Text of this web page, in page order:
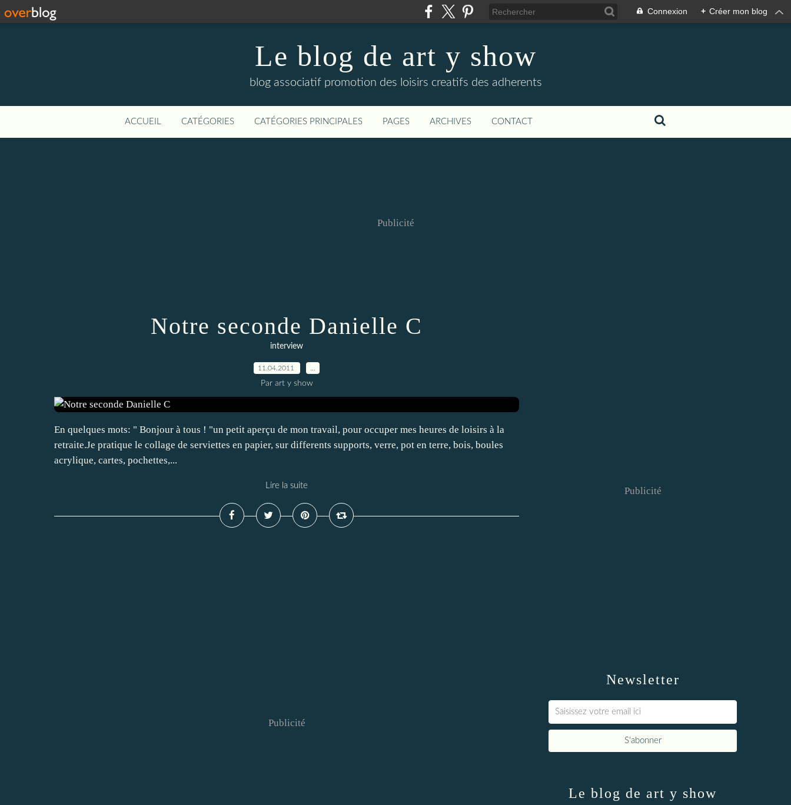
Connexion + Créer mon blog
Le blog de art y show
blog associatif promotion des loisirs creatifs des adherents
ACCUEIL CATÉGORIES CATÉGORIES PRINCIPALES PAGES ARCHIVES CONTACT
Publicité
Notre seconde Danielle C
interview
11.04.2011
Par art y show
En quelques mots: " Bonjour à tous ! "un petit aperçu de mon travail, pour occuper mes heures de loisirs à la
retraite.Je pratique le collage de serviettes en papier, sur differents supports, verre, pot en terre, bois, boules
acrylique, cartes, pochettes,...
Lire la suite
Publicité
Newsletter
Publicité
Le blog de art y show